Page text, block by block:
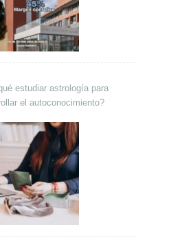
estudiar astrología para
el autoconocimiento?